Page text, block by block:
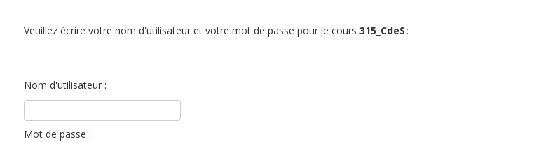
Veuillez écrire votre nom d'utilisateur et votre mot de passe pour le cours315_CdeS :
Nom d'utilisateur :
Mot de passe :